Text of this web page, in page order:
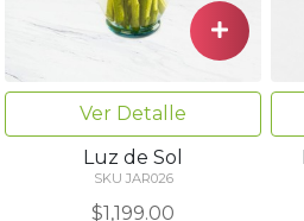
Ver Detalle
Luz de Sol
SKU JAR026
$1,199.00